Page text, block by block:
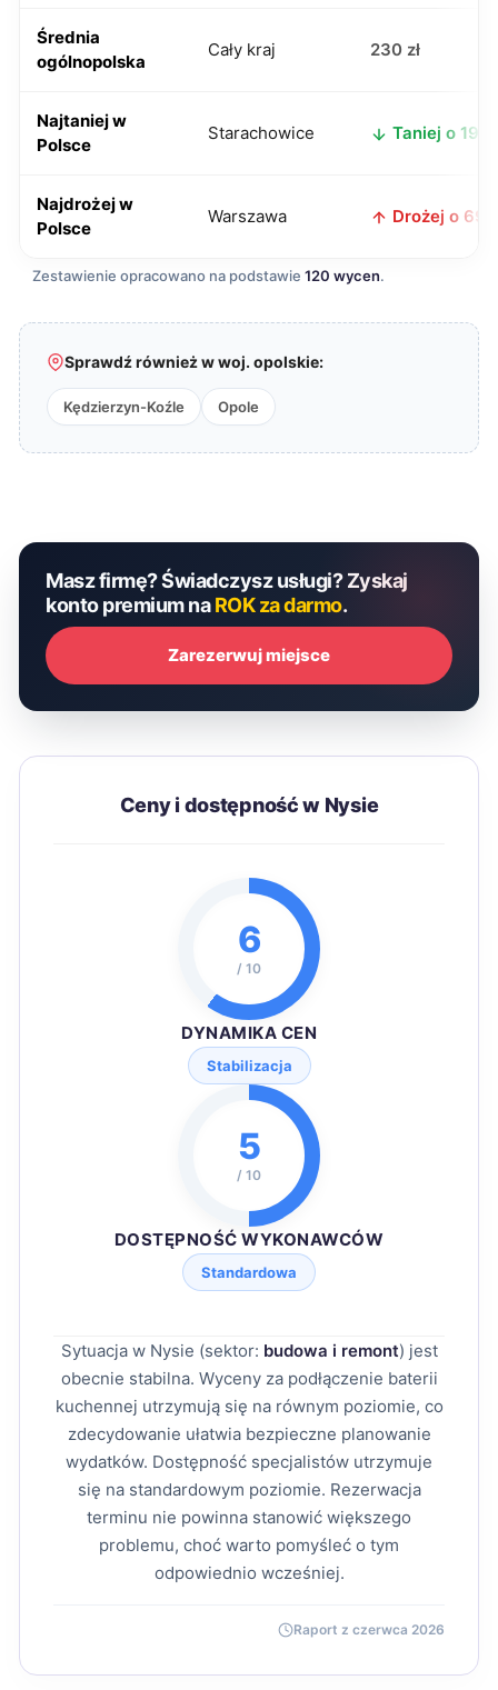
Średnia
ogólnopolska
Cały kraj 230 zł
Najtaniej w
Polsce
Starachowice Taniej o 19 zł
Najdrożej w
Polsce
Warszawa Drożej o 69
Zestawienie opracowano na podstawie 120 wycen.
Sprawdź również w woj. opolskie:
Kędzierzyn-Koźle Opole
Masz firmę? Świadczysz usługi? Zyskaj
konto premium naROK za darmo.
Zarezerwuj miejsce
Ceny i dostępność w Nysie
6
/ 10
DYNAMIKA CEN
Stabilizacja
5
/ 10
DOSTĘPNOŚĆ WYKONAWCÓW
Standardowa
Sytuacja w Nysie (sektor: budowa i remont) jest
obecnie stabilna. Wyceny za podłączenie baterii
kuchennej utrzymują się na równym poziomie, co
zdecydowanie ułatwia bezpieczne planowanie
wydatków. Dostępność specjalistów utrzymuje
się na standardowym poziomie. Rezerwacja
terminu nie powinna stanowić większego
problemu, choć warto pomyśleć o tym
odpowiednio wcześniej.
Raport z czerwca 2026